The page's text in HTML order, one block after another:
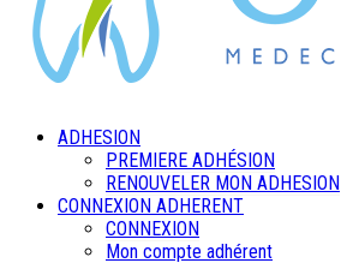
ADHESION
PREMIERE ADHÉSION
RENOUVELER MON ADHESION
CONNEXION ADHERENT
CONNEXION
Mon compte adhérent